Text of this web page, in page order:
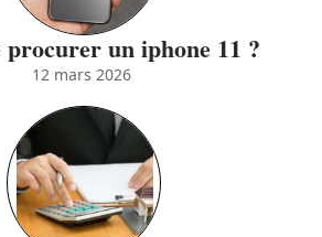
procurer un iphone 11 ?
12 mars 2026